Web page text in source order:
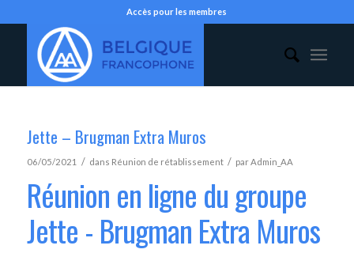
Accès pour les membres
Jette – Brugman Extra Muros
06/05/2021 / dans Réunion de rétablissement / parAdmin_AA
Réunion en ligne du groupe
Jette - Brugman Extra Muros